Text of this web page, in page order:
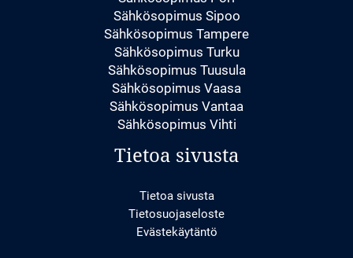
Sähkösopimus Sipoo
Sähkösopimus Tampere
Sähkösopimus Turku
Sähkösopimus Tuusula
Sähkösopimus Vaasa
Sähkösopimus Vantaa
Sähkösopimus Vihti
Tietoa sivusta
Tietoa sivusta
Tietosuojaseloste
Evästekäytäntö